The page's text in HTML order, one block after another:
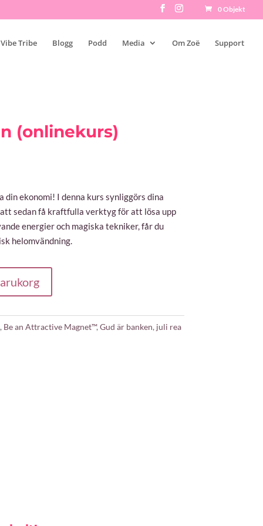
0 Objekt
Tribe Blogg Podd Media Om Zoë Support
(onlinekurs)
ekonomi! I denna kurs synliggörs dina
sedan få kraftfulla verktyg för att lösa upp
energier och magiska tekniker, får du
helomvändning.
, Be an Attractive Magnet™, Gud är banken, juli rea